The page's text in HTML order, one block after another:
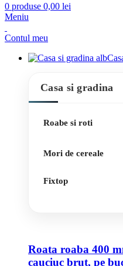
0 produse 0,00 lei
Meniu
Contul meu
Casa si gradina
Roabe si roti
Mori de cereale
Fixtop
Roata roaba 400
cauciuc brut, pe